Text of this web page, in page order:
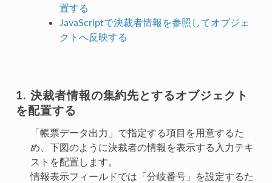
置する
JavaScriptで決裁者情報を参照してオブジェ
クトへ反映する
決裁者情報の集約先とするオブジェクト
を配置する
「帳票データ出力」で指定する項目を用意するた
め、下図のように決裁者の情報を表示する入力テキ
ストを配置します。
情報表示フィールドでは「分岐番号」を設定するた